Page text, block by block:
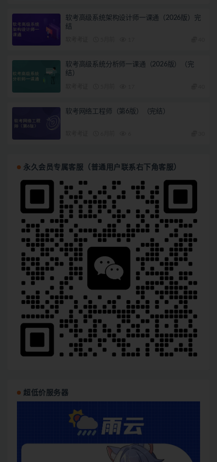
软考高级系统架构设计师一课通（2026版）完
结
软考高级系统分析师一课通（2026版）（完
结）
软考网络工程师（第6版）（完结）
永久会员专属客服（普通用户联系右下角客服）
超低价服务器